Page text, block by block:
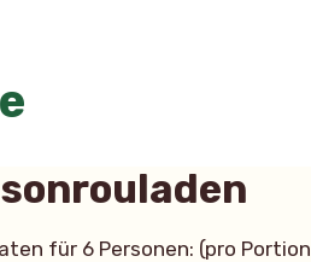
für 6 Personen: (pro Portion